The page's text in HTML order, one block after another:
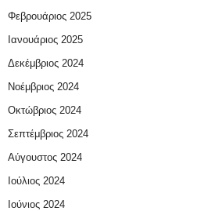
Φεβρουάριος 2025
Ιανουάριος 2025
Δεκέμβριος 2024
Νοέμβριος 2024
Οκτώβριος 2024
Σεπτέμβριος 2024
Αύγουστος 2024
Ιούλιος 2024
Ιούνιος 2024